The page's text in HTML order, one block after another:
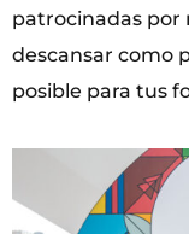
patrocinadas por
descansar como
posible para tus